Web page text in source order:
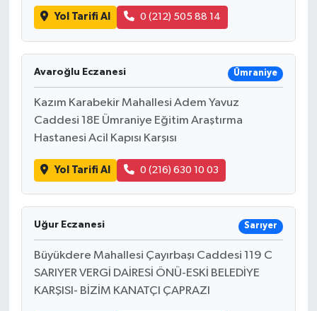
Yol Tarifi Al 0 (212) 505 88 14
Avaroğlu Eczanesi Ümraniye
Kazım Karabekir Mahallesi Adem Yavuz
Caddesi 18E Ümraniye Eğitim Araştırma
Hastanesi Acil Kapısı Karşısı
Yol Tarifi Al 0 (216) 630 10 03
Uğur Eczanesi Sarıyer
Büyükdere Mahallesi Çayırbaşı Caddesi 119 C
SARIYER VERGİ DAİRESİ ÖNÜ-ESKİ BELEDİYE
KARŞISI- BİZİM KANATÇI ÇAPRAZI